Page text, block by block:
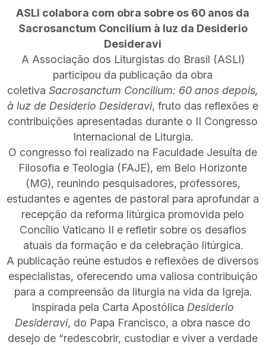
ASLI colabora com obra sobre os 60 anos da
Sacrosanctum Concilium à luz da Desiderio
Desideravi
A Associação dos Liturgistas do Brasil (ASLI)
participou da publicação da obra
coletivaSacrosanctum Concilium: 60 anos depois,
à luz de Desiderio Desideravi, fruto das reflexões e
contribuições apresentadas durante o II Congresso
Internacional de Liturgia.
O congresso foi realizado na Faculdade Jesuíta de
Filosofia e Teologia (FAJE), em Belo Horizonte
(MG), reunindo pesquisadores, professores,
estudantes e agentes de pastoral para aprofundar a
recepção da reforma litúrgica promovida pelo
Concílio Vaticano II e refletir sobre os desafios
atuais da formação e da celebração litúrgica.
A publicação reúne estudos e reflexões de diversos
especialistas, oferecendo uma valiosa contribuição
para a compreensão da liturgia na vida da Igreja.
Inspirada pela Carta Apostólica Desiderio
Desideravi, do Papa Francisco, a obra nasce do
desejo de “redescobrir, custodiar e viver a verdade